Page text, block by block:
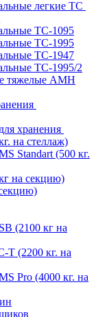
легкие ТС
TC-1095
TC-1995
ТС-1947
ТС-1995/2
тяжелые AMH
хранения
на стеллаж)
Standart (500 кг.
на секцию)
(2100 кг на
Т (2200 кг. на
Pro (4000 кг. на